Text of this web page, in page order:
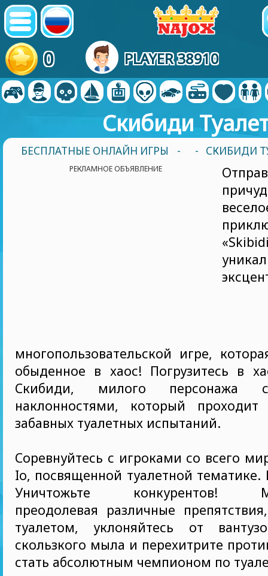
0 PLAYER 38910
Скибиди
БЕСПЛАТНЫЕ ОНЛАЙН ИГРЫ - - СКИБИДИ
РЕКЛАМНОЕ ОБЪЯВЛЕНИЕ
многопользовательской игре,
обыденное в хаос! Погрузитесь в
Скибиди, милого персонажа
наклонностями, который
забавных туалетных испытаний.
Соревнуйтесь с игроками со всего
Io, посвященной туалетной
Уничтожьте конкурентов!
преодолевая различные
туалетом, уклоняйтесь от
скользкого мыла и перехитрите
стать абсолютным чемпионом по